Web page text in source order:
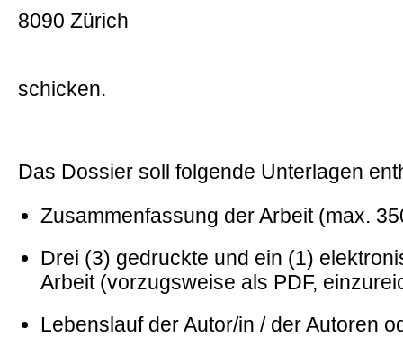
8090 Zürich
schicken.
Das Dossier soll folgende Unterlagen
Zusammenfassung der Arbeit (max.
Drei (3) gedruckte und ein (1)
Arbeit (vorzugsweise als PDF,
Lebenslauf der Autor/in / der Autoren